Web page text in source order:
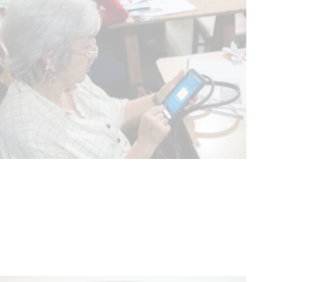
UTE hizo llamado laboral para
personas en situación de